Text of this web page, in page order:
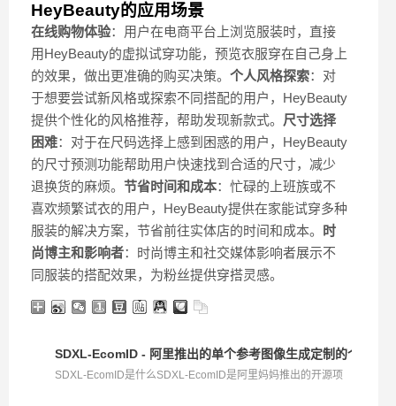
HeyBeauty的应用场景
在线购物体验：用户在电商平台上浏览服装时，直接
用HeyBeauty的虚拟试穿功能，预览衣服穿在自己身上
的效果，做出更准确的购买决策。 个人风格探索：对
于想要尝试新风格或探索不同搭配的用户，HeyBeauty
提供个性化的风格推荐，帮助发现新款式。 尺寸选择
困难：对于在尺码选择上感到困惑的用户，HeyBeauty
的尺寸预测功能帮助用户快速找到合适的尺寸，减少
退换货的麻烦。 节省时间和成本：忙碌的上班族或不
喜欢频繁试衣的用户，HeyBeauty提供在家能试穿多种
服装的解决方案，节省前往实体店的时间和成本。 时
尚博主和影响者：时尚博主和社交媒体影响者展示不
同服装的搭配效果，为粉丝提供穿搭灵感。
SDXL-EcomID - 阿里推出的单个参考图像生成定制的个性图
SDXL-EcomID是什么SDXL-EcomID是阿里妈妈推出的开源项